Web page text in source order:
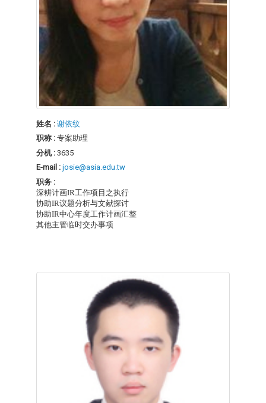
姓名 : 谢依纹
职称 : 专案助理
分机 : 3635
E-mail : josie@asia.edu.tw
职务 :
深耕计画IR工作项目之执行
协助IR议题分析与文献探讨
协助IR中心年度工作计画汇整
其他主管临时交办事项